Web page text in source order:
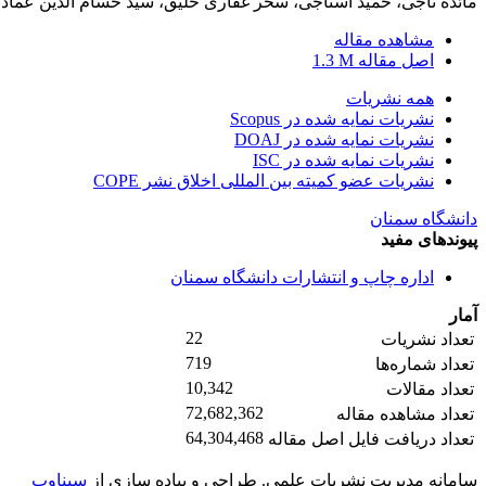
مشاهده مقاله
اصل مقاله 1.3 M
همه نشریات
نشریات نمایه شده در Scopus
نشریات نمایه شده در DOAJ
نشریات نمایه شده در ISC
نشریات عضو کمیته بین المللی اخلاق نشر COPE
دانشگاه سمنان
پیوندهای مفید
اداره چاپ و انتشارات دانشگاه سمنان
آمار
تعداد نشریات
22
تعداد شماره‌ها
719
تعداد مقالات
10,342
تعداد مشاهده مقاله
72,682,362
تعداد دریافت فایل اصل مقاله 64,304,468
سامانه مدیریت نشریات علمی. طراحی و پیاده سازی از سیناوب